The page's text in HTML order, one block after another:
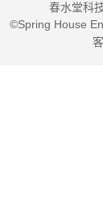
春水堂科
©Spring House